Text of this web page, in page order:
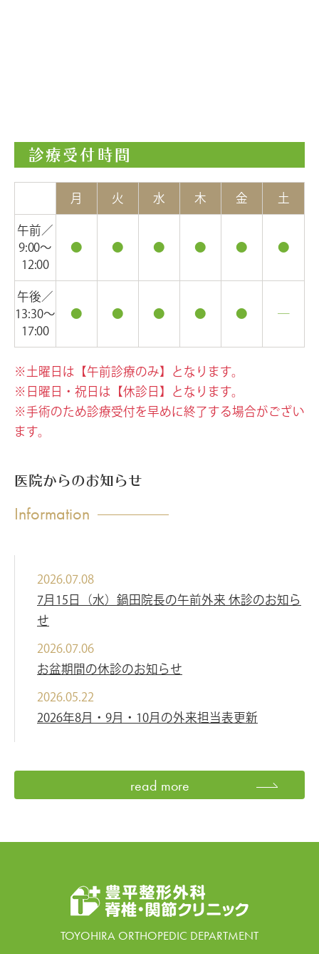
診療受付時間
月 火 水 木 金 土
午前／
9:00〜
12:00
● ● ● ● ● ●
午後／
13:30〜
17:00
● ● ● ● ● ―
※土曜日は【午前診療のみ】となります。
※日曜日・祝日は【休診日】となります。
※手術のため診療受付を早めに終了する場合がござい
ます。
医院からのお知らせ
Information
2026.07.08
7月15日（水）鍋田院長の午前外来 休診のお知ら
せ
2026.07.06
お盆期間の休診のお知らせ
2026.05.22
2026年8月・9月・10月の外来担当表更新
read more
TOYOHIRA ORTHOPEDIC DEPARTMENT